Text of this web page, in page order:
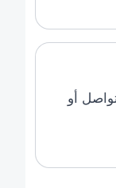
أو